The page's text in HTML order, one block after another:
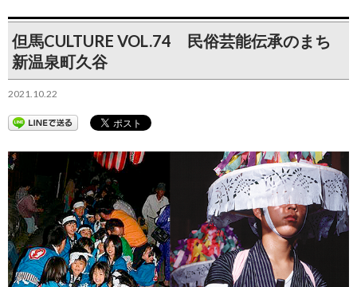
但馬CULTURE VOL.74 民俗芸能伝承のまち
新温泉町久谷
2021.10.22